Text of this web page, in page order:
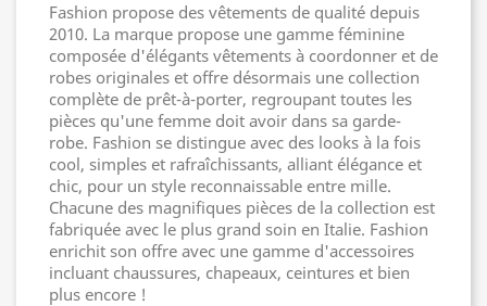
Fashion propose des vêtements de qualité depuis
2010. La marque propose une gamme féminine
composée d'élégants vêtements à coordonner et de
robes originales et offre désormais une collection
complète de prêt-à-porter, regroupant toutes les
pièces qu'une femme doit avoir dans sa garde-
robe. Fashion se distingue avec des looks à la fois
cool, simples et rafraîchissants, alliant élégance et
chic, pour un style reconnaissable entre mille.
Chacune des magnifiques pièces de la collection est
fabriquée avec le plus grand soin en Italie. Fashion
enrichit son offre avec une gamme d'accessoires
incluant chaussures, chapeaux, ceintures et bien
plus encore !